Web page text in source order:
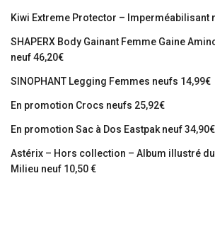
Kiwi Extreme Protector – Imperméabilisant
SHAPERX Body Gainant Femme Gaine
neuf 46,20€
SINOPHANT Legging Femmes neufs 14,99€
En promotion Crocs neufs 25,92€
En promotion Sac à Dos Eastpak neuf 34,90€
Astérix – Hors collection – Album illustré du
Milieu neuf 10,50 €